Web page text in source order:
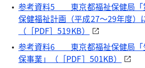
参考資料5 東京都福祉保健局「
保健福祉計画（平成27～29年度）
（［PDF］519KB）
参考資料6 東京都福祉保健局「
保事業」（［PDF］501KB）